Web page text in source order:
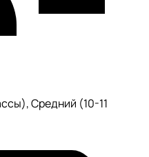
Средний (10-11